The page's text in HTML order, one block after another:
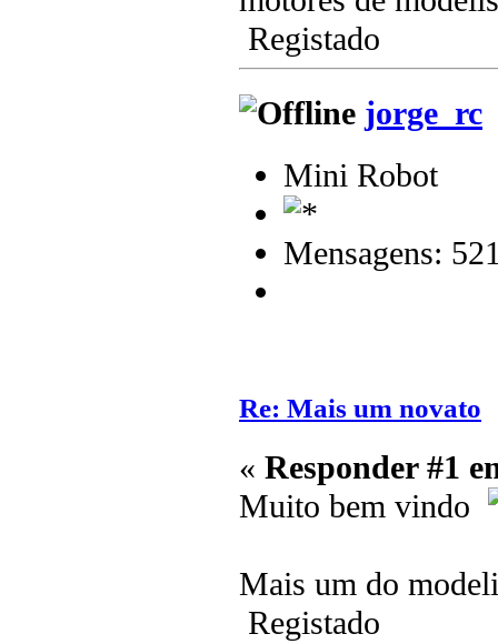
Registado
jorge_rc
Mini Robot
Mensagens:
Re: Mais um novato
« Responder #1
Muito bem vindo
Mais um do
Registado